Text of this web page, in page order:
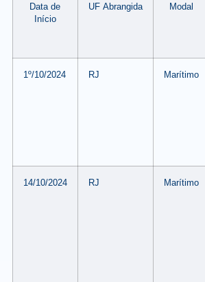
Data de
Início
UF Abrangida Modal
1º/10/2024 RJ Marítimo
14/10/2024 RJ Marítimo